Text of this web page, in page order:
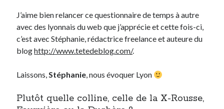
Derniers Commentaires
Entretien ménagerdansT’as vu quoi ? #52
JFdansC’était pas mieux avant… à Lyon
AnthonydansComment j’ai opéré ma vélorution toute personnelle
personnelle
J’aime bien relancer ce questionnaire de temps à autre
avec des lyonnais du web que j’apprécie et cette fois-ci,
c’est avec Stéphanie, rédactrice freelance et auteure du
bloghttp://www.tetedeblog.com/.
Laissons,Stéphanie, nous évoquer Lyon
Plutôt quelle colline, celle de la X-Rousse,